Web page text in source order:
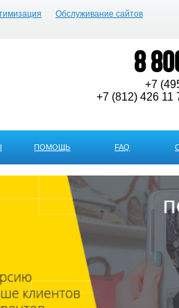
Обслуживание сайтов
8
+7
+7 (812) 426 11
ПОМОЩЬ FAQ